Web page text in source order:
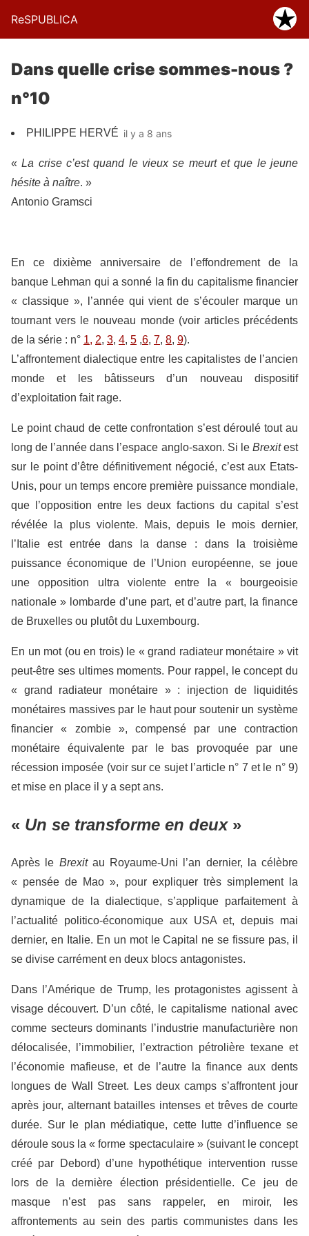
ReSPUBLICA
Dans quelle crise sommes-nous ?
n°10
PHILIPPE HERVÉ il y a 8 ans
«La crise c’est quand le vieux se meurt et que le jeune
hésite à naître. »
Antonio Gramsci
En ce dixième anniversaire de l’effondrement de la
banque Lehman qui a sonné la fin du capitalisme financier
« classique », l’année qui vient de s’écouler marque un
tournant vers le nouveau monde (voir articles précédents
de la série : n° 1, 2, 3, 4, 5 ,6, 7, 8, 9).
L’affrontement dialectique entre les capitalistes de l’ancien
monde et les bâtisseurs d’un nouveau dispositif
d’exploitation fait rage.
Le point chaud de cette confrontation s’est déroulé tout au
long de l’année dans l’espace anglo-saxon. Si le Brexitest
sur le point d’être définitivement négocié, c’est aux Etats-
Unis, pour un temps encore première puissance mondiale,
que l’opposition entre les deux factions du capital s’est
révélée la plus violente. Mais, depuis le mois dernier,
l’Italie est entrée dans la danse : dans la troisième
puissance économique de l’Union européenne, se joue
une opposition ultra violente entre la « bourgeoisie
nationale » lombarde d’une part, et d’autre part, la finance
de Bruxelles ou plutôt du Luxembourg.
En un mot (ou en trois) le « grand radiateur monétaire » vit
peut-être ses ultimes moments. Pour rappel, le concept du
« grand radiateur monétaire » : injection de liquidités
monétaires massives par le haut pour soutenir un système
financier « zombie », compensé par une contraction
monétaire équivalente par le bas provoquée par une
récession imposée (voir sur ce sujet l’article n° 7 et le n° 9)
et mise en place il y a sept ans.
« Un se transforme en deux »
Après le Brexitau Royaume-Uni l’an dernier, la célèbre
« pensée de Mao », pour expliquer très simplement la
dynamique de la dialectique, s’applique parfaitement à
l’actualité politico-économique aux USA et, depuis mai
dernier, en Italie. En un mot le Capital ne se fissure pas, il
se divise carrément en deux blocs antagonistes.
Dans l’Amérique de Trump, les protagonistes agissent à
visage découvert. D’un côté, le capitalisme national avec
comme secteurs dominants l’industrie manufacturière non
délocalisée, l’immobilier, l’extraction pétrolière texane et
l’économie mafieuse, et de l’autre la finance aux dents
longues de Wall Street. Les deux camps s’affrontent jour
après jour, alternant batailles intenses et trêves de courte
durée. Sur le plan médiatique, cette lutte d’influence se
déroule sous la « forme spectaculaire » (suivant le concept
créé par Debord) d’une hypothétique intervention russe
lors de la dernière élection présidentielle. Ce jeu de
masque n’est pas sans rappeler, en miroir, les
affrontements au sein des partis communistes dans les